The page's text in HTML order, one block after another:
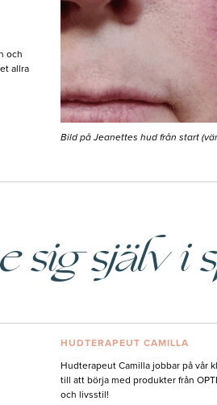
och
allra
Bild på Jeanettes hud från start
sig själv i
HUDTERAPEUT CAMILLA
Hudterapeut Camilla jobbar på vår
till att börja med produkter från
och livsstil!